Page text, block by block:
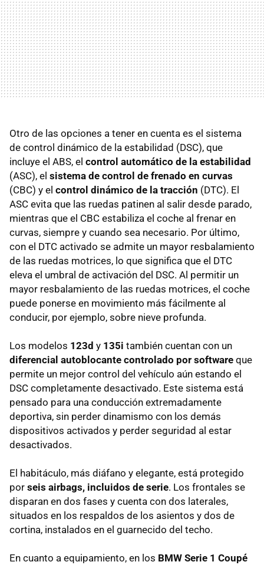
Otro de las opciones a tener en cuenta es el sistema
de control dinámico de la estabilidad (DSC), que
incluye el ABS, el control automático de la estabilidad
(ASC), el sistema de control de frenado en curvas
(CBC) y el control dinámico de la tracción (DTC). El
ASC evita que las ruedas patinen al salir desde parado,
mientras que el CBC estabiliza el coche al frenar en
curvas, siempre y cuando sea necesario. Por último,
con el DTC activado se admite un mayor resbalamiento
de las ruedas motrices, lo que significa que el DTC
eleva el umbral de activación del DSC. Al permitir un
mayor resbalamiento de las ruedas motrices, el coche
puede ponerse en movimiento más fácilmente al
conducir, por ejemplo, sobre nieve profunda.
Los modelos 123d y 135i también cuentan con un
diferencial autoblocante controlado por software que
permite un mejor control del vehículo aún estando el
DSC completamente desactivado. Este sistema está
pensado para una conducción extremadamente
deportiva, sin perder dinamismo con los demás
dispositivos activados y perder seguridad al estar
desactivados.
El habitáculo, más diáfano y elegante, está protegido
por seis airbags, incluidos de serie. Los frontales se
disparan en dos fases y cuenta con dos laterales,
situados en los respaldos de los asientos y dos de
cortina, instalados en el guarnecido del techo.
En cuanto a equipamiento, en los BMW Serie 1 Coupé